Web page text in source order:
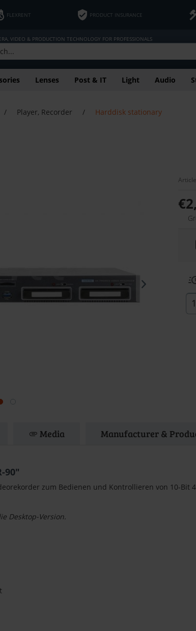
FLEXRENT PRODUCT INSURANCE
VIDEO & PRODUCTION TECHNOLOGY FOR PROFESSIONALS
Lenses Post & IT Light Audio
/ Player, Recorder / Harddisk stationary
Media Manufacturer &
90"
zum Bedienen und Kontrollieren von 10-Bit
Desktop-Version.